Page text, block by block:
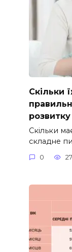
Скільки
розвитку
Скільки
складне
0 27